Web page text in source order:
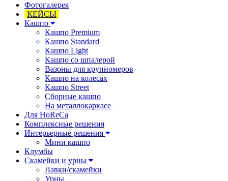
Фотогалерея
КЕЙСЫ
Кашпо
Кашпо Premium
Кашпо Standard
Кашпо Light
Кашпо со шпалерой
Вазоны для крупномеров
Кашпо на колесах
Кашпо Street
Сборные кашпо
На металлокаркасе
Для HoReCa
Комплексные решения
Интерьерные решения
Мини кашпо
Клумбы
Скамейки и урны
Лавки/скамейки
Урны